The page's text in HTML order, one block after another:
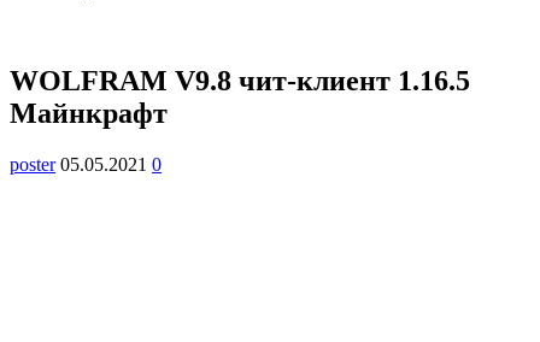
WOLFRAM V9.8 чит-клиент 1.16.5
Майнкрафт
poster 05.05.2021 0